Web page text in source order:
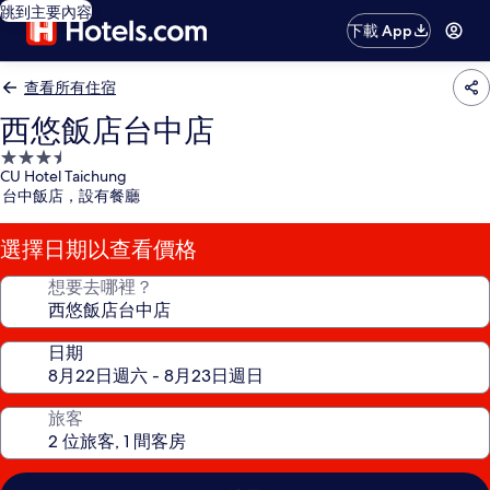
跳到主要內容
下載 App
查看所有住宿
西悠飯店台中店
3.5
星
級
住
宿
CU Hotel Taichung
台中飯店，設有餐廳
選擇日期以查看價格
想要去哪裡？
日期
旅客